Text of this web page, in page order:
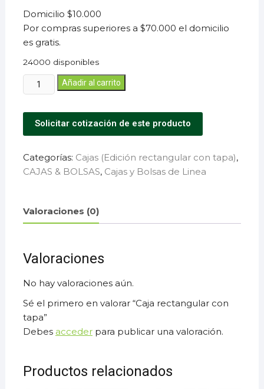
Domicilio $10.000
Por compras superiores a $70.000 el domicilio
es gratis.
24000 disponibles
Añadir al carrito
Solicitar cotización de este producto
Categorías: Cajas (Edición rectangular con tapa),
CAJAS & BOLSAS, Cajas y Bolsas de Linea
Valoraciones (0)
Valoraciones
No hay valoraciones aún.
Sé el primero en valorar “Caja rectangular con
tapa”
Debes accederpara publicar una valoración.
Productos relacionados